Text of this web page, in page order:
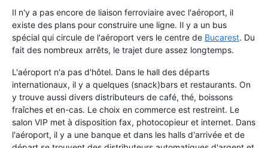
Il n'y a pas encore de liaison ferroviaire avec l'aéroport, il
existe des plans pour construire une ligne. Il y a un bus
spécial qui circule de l'aéroport vers le centre de Bucarest. Du
fait des nombreux arrêts, le trajet dure assez longtemps.
L'aéroport n'a pas d'hôtel. Dans le hall des départs
internationaux, il y a quelques (snack)bars et restaurants. On
y trouve aussi divers distributeurs de café, thé, boissons
fraîches et en-cas. Le choix en commerce est restreint. Le
salon VIP met à disposition fax, photocopieur et internet. Dans
l'aéroport, il y a une banque et dans les halls d'arrivée et de